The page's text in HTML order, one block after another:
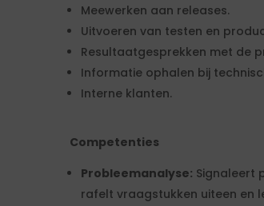
Meewerken aan releases.
Uitvoeren van testen en
Resultaatgesprekken met de
Informatie ophalen bij
Interne klanten.
Competenties
Probleemanalyse: Signaleert
rafelt vraagstukken uiteen en